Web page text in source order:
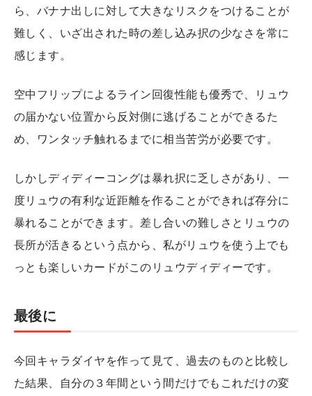
ら、バナナ出しに対して大きなリスクをつけることが
難しく、いざ出された時の差し込み択の少なさを常に
感じます。
空中フリップによるライン回復性能も優秀で、リュウ
の届かない位置から反対側に逃げることができるた
め、ワンタッチ触れるまでに相当苦労が必要です。
しかしディディーコングは暴れ択に乏しさがあり、一
度リュウの有利な近距離を作ることができれば存分に
暴れることができます。差し合いの難しさとリュウの
長所が活きるという点から、私がリュウを使う上でも
っとも楽しいカードがこのリュウディディーです。
最後に
今回キャラダイヤを作って見て、過去のものと比較し
た結果、自分の３年間という間だけでもこれだけの変